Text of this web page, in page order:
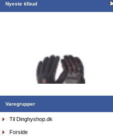
Nyeste tilbud
DKK
Varegrupper
Til Dinghyshop.dk
Forside